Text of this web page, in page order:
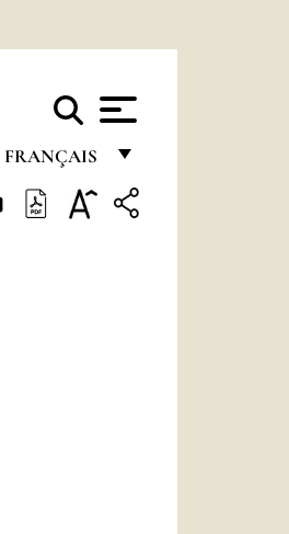
FRANÇAIS
FRANÇAIS